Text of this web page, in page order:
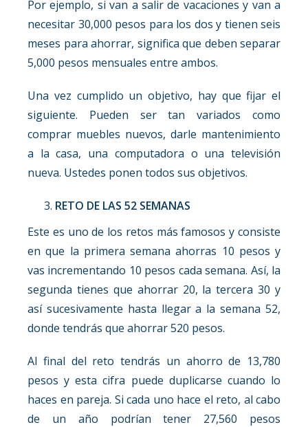
Por ejemplo, si van a salir de vacaciones y van a
necesitar 30,000 pesos para los dos y tienen seis
meses para ahorrar, significa que deben separar
5,000 pesos mensuales entre ambos.
Una vez cumplido un objetivo, hay que fijar el
siguiente. Pueden ser tan variados como
comprar muebles nuevos, darle mantenimiento
a la casa, una computadora o una televisión
nueva. Ustedes ponen todos sus objetivos.
RETO DE LAS 52 SEMANAS
Este es uno de los retos más famosos y consiste
en que la primera semana ahorras 10 pesos y
vas incrementando 10 pesos cada semana. Así, la
segunda tienes que ahorrar 20, la tercera 30 y
así sucesivamente hasta llegar a la semana 52,
donde tendrás que ahorrar 520 pesos.
Al final del reto tendrás un ahorro de 13,780
pesos y esta cifra puede duplicarse cuando lo
haces en pareja. Si cada uno hace el reto, al cabo
de un año podrían tener 27,560 pesos